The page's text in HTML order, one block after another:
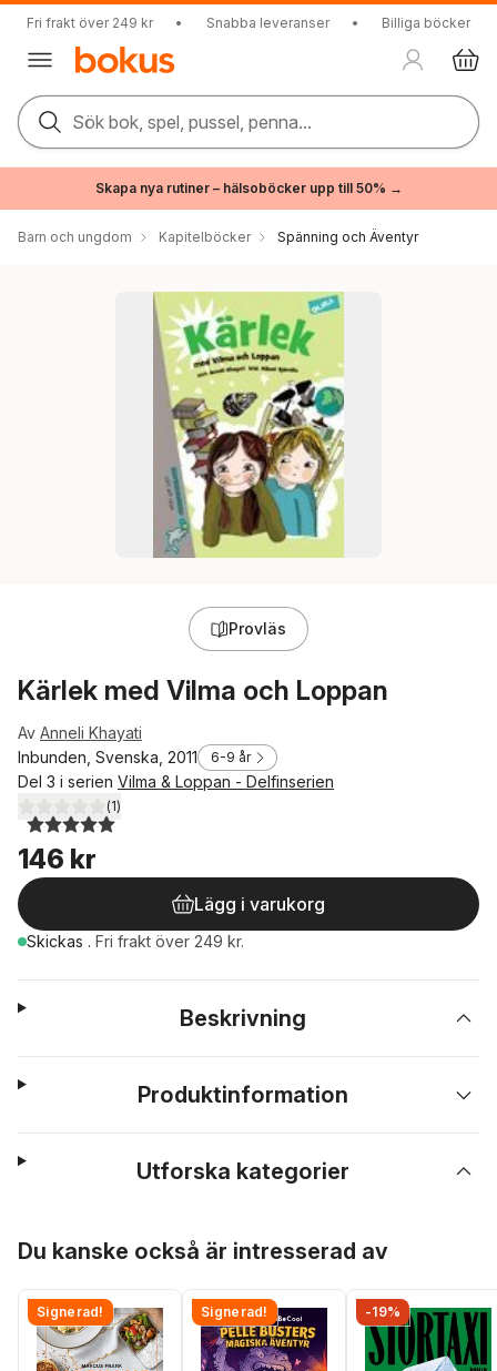
Fri frakt över 249 kr • Snabba leveranser • Billiga böcker
Sök bok, spel, pussel, penna...
Skapa nya rutiner – hälsoböcker upp till 50% →
Barn och ungdom Kapitelböcker Spänning och Äventyr
Provläs
Kärlek med Vilma och Loppan
Av Anneli Khayati
Inbunden, Svenska, 2011
6-9 år
Del 3 i serien Vilma & Loppan - Delfinserien
5,0utav 5 stjärnor. Totalt antal röster:
(1)
146 kr
Lägg i varukorg
Skickas . Fri frakt över 249 kr.
Beskrivning
Produktinformation
Utforska kategorier
Du kanske också är intresserad av
Signerad! Signerad! -19%